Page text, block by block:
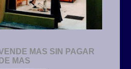
MAS SIN PAGAR
DE MAS